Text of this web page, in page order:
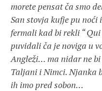
morete pensat ča smo
San stovja kufje pu
fermali kad bi rekli “
puvidali ča je noviga u
Angleži… ma nidar ne
Taljani i Nimci. Njanka
ih imo pred sobon…